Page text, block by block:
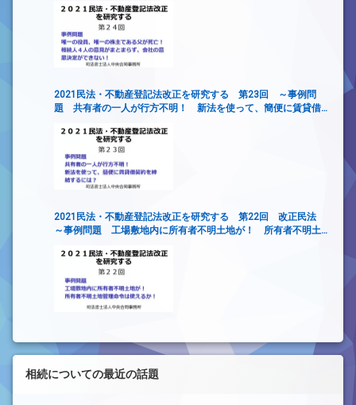
2021民法・不動産登記法改正を研究する 第23回 ～事例問
題 共有者の一人が行方不明！ 新法を使って、簡便に賃貸借
2021民法・不動産登記法改正を研究する 第22回 改正民法
～事例問題 工場敷地内に所有者不明土地が！ 所有者不明土
相続についての最近の話題